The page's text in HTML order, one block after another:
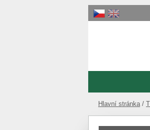
Hlavní stránka